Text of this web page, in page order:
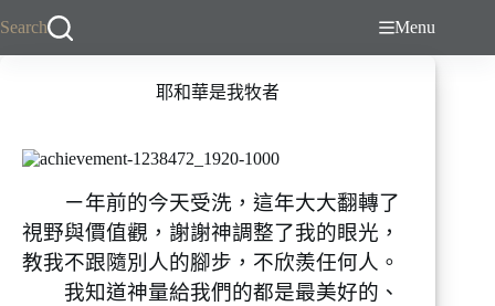
Search Menu
耶和華是我牧者
ㄧ年前的今天受洗，這年大大翻轉了
視野與價值觀，謝謝神調整了我的眼光，
教我不跟隨別人的腳步，不欣羨任何人。
我知道神量給我們的都是最美好的、